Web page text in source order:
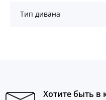
Тип дивана
Хотите быть в